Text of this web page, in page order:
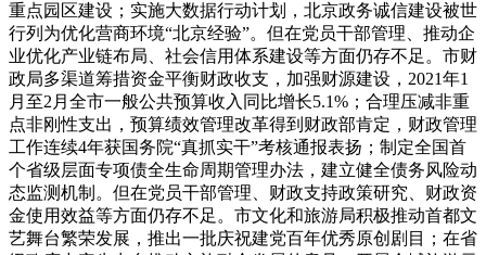
重点园区建设；实施大数据行动计划，北京政务诚信建设被世
行列为优化营商环境“北京经验”。但在党员干部管理、推动企
业优化产业链布局、社会信用体系建设等方面仍存不足。市财
政局多渠道筹措资金平衡财政收支，加强财源建设，2021年1
月至2月全市一般公共预算收入同比增长5.1%；合理压减非重
点非刚性支出，预算绩效管理改革得到财政部肯定，财政管理
工作连续4年获国务院“真抓实干”考核通报表扬；制定全国首
个省级层面专项债全生命周期管理办法，建立健全债务风险动
态监测机制。但在党员干部管理、财政支持政策研究、财政资
金使用效益等方面仍存不足。市文化和旅游局积极推动首都文
艺舞台繁荣发展，推出一批庆祝建党百年优秀原创剧目；在省